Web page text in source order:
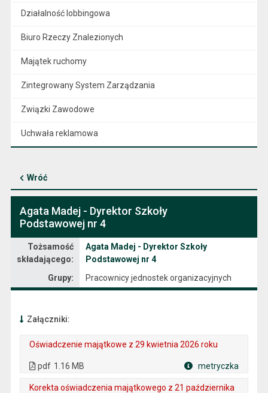
Działalność lobbingowa
Biuro Rzeczy Znalezionych
Majątek ruchomy
Zintegrowany System Zarządzania
Związki Zawodowe
Uchwała reklamowa
Wróć
Agata Madej - Dyrektor Szkoły
Podstawowej nr 4
Tożsamość
składającego:
Agata Madej - Dyrektor Szkoły
Podstawowej nr 4
Grupy:
Pracownicy jednostek organizacyjnych
Załączniki:
Oświadczenie majątkowe z 29 kwietnia 2026 roku
pdf 1.16 MB metryczka
Korekta oświadczenia majątkowego z 21 października